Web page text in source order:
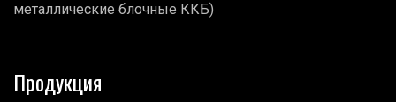
металлические блочные ККБ)
Продукция